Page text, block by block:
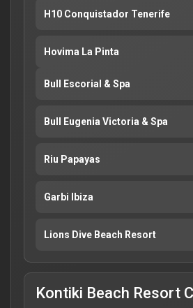
Kontiki Beach Resort
H10 Conquistador Tenerife
Hovima La Pinta
Bull Escorial & Spa
Bull Eugenia Victoria & Spa
Riu Papayas
Garbi Ibiza
Lions Dive Beach Resort